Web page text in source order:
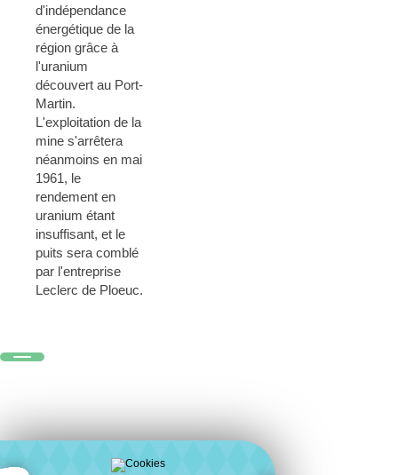
d'indépendance
énergétique de la
région grâce à
l'uranium
découvert au Port-
Martin.
L'exploitation de la
mine s'arrêtera
néanmoins en mai
1961, le
rendement en
uranium étant
insuffisant, et le
puits sera comblé
par l'entreprise
Leclerc de Ploeuc.